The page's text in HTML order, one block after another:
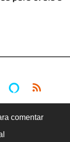
comentar